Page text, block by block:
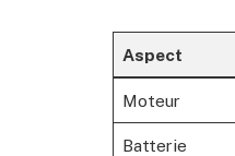
Aspect
Moteur
Batterie